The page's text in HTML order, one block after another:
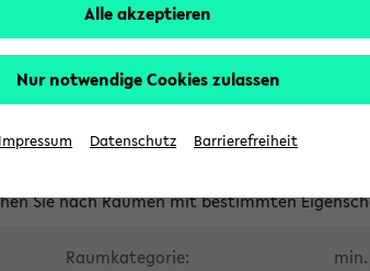
Sie nach Räumen mit bestimmten
Raumkategorie:
Alle akzeptieren
Nur notwendige Cookies zulassen
Impressum Datenschutz Barrierefreiheit